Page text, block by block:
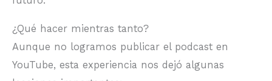
¿Qué hacer mientras tanto?
Aunque no logramos publicar el podcast en
YouTube, esta experiencia nos dejó algunas